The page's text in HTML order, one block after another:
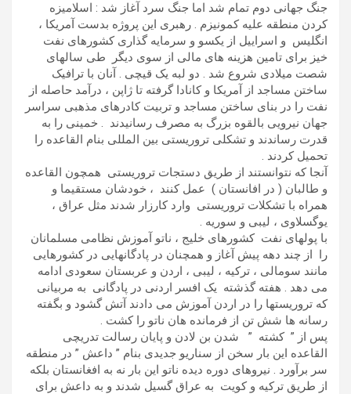
جنگ جهانی دوم تمام شد اما جنگ سرد آغاز شد : اسلامیزه
کردن منطقه علیه کمونیزم . رهبری این پروژه بدست آمریکا ،
انگلیس و اسراییل از یکسو و سرمایه گذاری کشورهای نفت
خیز برای تامین هزینه های مالی از سوی دیگر طی سالهای
شصت میلادی شروع شد . دو لبه یک قیچی . آنان با ترافیک
ساختن مساجد از آمریکا و کانادا گرفته تا ژاپن ، درآمد حاصله از
نفت را در بنای ساختن مساجد و تربیت کادرهای مذهبی سراسر
جهان نیرویی بالقوه بزرگ به مصرف رسانیدند . خمینی را به
قدرت رساندند و تشکلی تروریستی بین المللی بنام القاعده را
تحمیل کردند .
آنجا که نتوانستند از طریق دستجات تروریستی همچون القاعده
و طالبان ( در افانستان ) عمل کنند ، خودشان مستقیما و
همراه با تشکلات تروریستی وارد کارزار شدند مثل عراق ،
یوگسلاوی ، لیبی و سوریه .
با پولهای نفت کشورهای خلیج ، ناتو آموزش نظامی مسلمانان
را از چند دهه پیش آغاز و همچنان در پادگانهایی در کشورهایی
مانند سومالی ، ترکیه ، لیبی ، اردن و عربستان سعودی ادامه
می دهد . هفته گذشته یک افسر اردنی در پادگانی به مربیانی
که تروریستها را در اردن آموزش می دادند آتش گشود و بگفته
رسانه ها شش تن از فرمانده هان ناتو را کشت .
پس از ” کشته ” شدن بن لادن و پایان رسالت تدریچی
القاعده این بار سخن از سناریو جدیدی بنام ” داعش ” در منطقه
سر برآورد . نیروهای دوره دیده ناتو این بار نه به افغانستان بلکه
از طریق ترکیه و کویت به عراق گسیل شدند و به داعش برای